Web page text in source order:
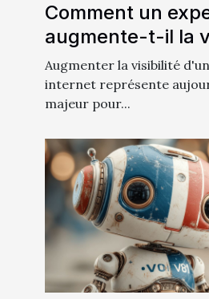
Comment un
augmente-t-il la
d'une entreprise
Augmenter la visibilité
internet représente
majeur pour...